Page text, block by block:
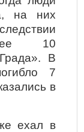
на них
10
В
7
в
ехал в